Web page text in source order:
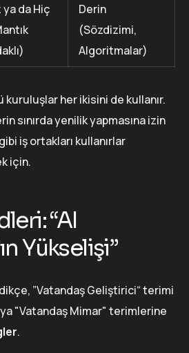
ya da Hiç
Derin
(Sözdizimi,
Algoritmalar)
kuruluşlar her ikisini de kullanır.
sınırda yenilik yapmasına izin
iş ortakları kullanırlar
için.
“AI
Yükselişi”
”Vatandaş Geliştirici“ terimi
"Vatandaş Mimar" terimlerine
.